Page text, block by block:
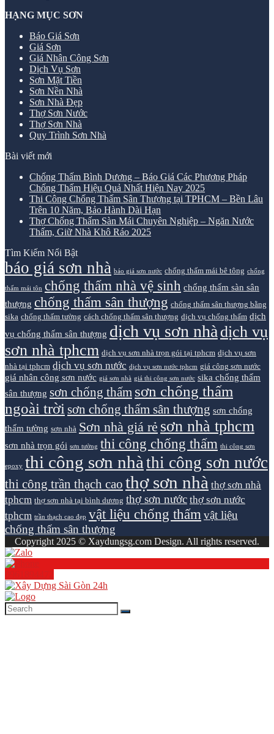
HẠNG MỤC SƠN
Báo Giá Sơn
Giá Sơn
Giá Nhân Công Sơn
Dịch Vụ Sơn
Sơn Mặt Tiền
Sơn Nền Nhà
Sơn Nhà Đẹp
Thợ Sơn Nước
Thợ Sơn Nhà
Quy Trình Sơn Nhà
Bài viết mới
Chống Thấm Bình Dương – Báo Giá Các Phương Pháp
Chống Thấm Hiệu Quả Nhất Hiện Nay 2025
Thi Công Chống Thấm Sân Thượng tại TPHCM – Bền Lâu
Trên 10 Năm, Bảo Hành Dài Hạn
Thợ Chống Thấm Sàn Mái Chuyên Nghiệp – Ngăn Nước
Thấm, Giữ Nhà Khô Ráo 2025
Tìm Kiếm Nổi Bật
báo giá sơn nhà báo giá sơn nước chống thấm mái bê tông chống
thấm mái tôn chống thấm nhà vệ sinh chống thấm sàn sân
thượng chống thấm sân thượng chống thấm sân thượng bằng
sika chống thấm tường cách chống thấm sân thượng dịch vụ chống thấm dịch
vụ chống thấm sân thượng dịch vụ sơn nhà dịch vụ
sơn nhà tphcm dịch vụ sơn nhà trọn gói tại tphcm dịch vụ sơn
nhà tại tphcm dịch vụ sơn nước dịch vụ sơn nước tphcm giá công sơn nước
giá nhân công sơn nước giá sơn nhà giá thi công sơn nước sika chống thấm
sân thượng sơn chống thấm sơn chống thấm
ngoài trời sơn chống thấm sân thượng sơn chống
thấm tường sơn nhà Sơn nhà giá rẻ sơn nhà tphcm
sơn nhà trọn gói sơn tường thi công chống thấm thi công sơn
epoxy thi công sơn nhà thi công sơn nước
thi công trần thạch cao thợ sơn nhà thợ sơn nhà
tphcm thợ sơn nhà tại bình dương thợ sơn nước thợ sơn nước
tphcm trần thạch cao đẹp vật liệu chống thấm vật liệu
chống thấm sân thượng
Copyright 2025 © Xaydungsg.com Design. All rights reserved.